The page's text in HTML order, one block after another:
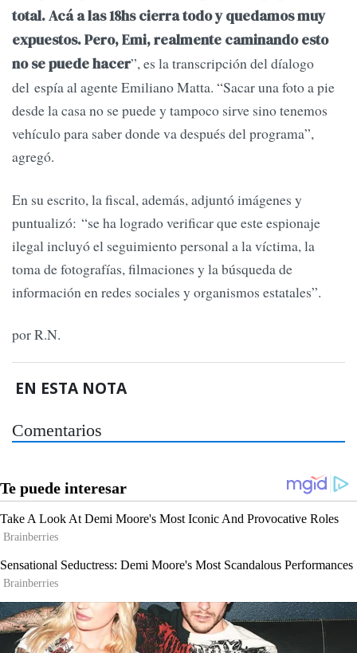
total. Acá a las 18hs cierra todo y quedamos muy
expuestos. Pero, Emi, realmente caminando esto
no se puede hacer”, es la transcripción del díalogo
del espía al agente Emiliano Matta. “Sacar una foto a pie
desde la casa no se puede y tampoco sirve sino tenemos
vehículo para saber donde va después del programa”,
agregó.
En su escrito, la fiscal, además, adjuntó imágenes y
puntualizó: “se ha logrado verificar que este espionaje
ilegal incluyó el seguimiento personal a la víctima, la
toma de fotografías, filmaciones y la búsqueda de
información en redes sociales y organismos estatales”.
por R.N.
EN ESTA NOTA
Comentarios